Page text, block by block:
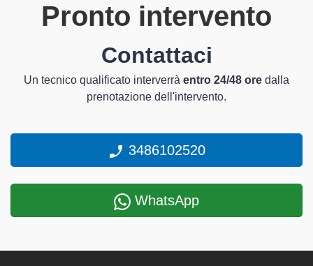
Pronto intervento
Contattaci
Un tecnico qualificato interverrà entro 24/48 ore dalla
prenotazione dell'intervento.
3486102520
WhatsApp